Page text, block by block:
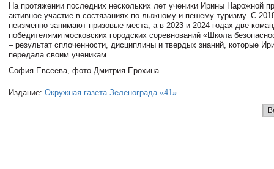
На протяжении последних нескольких лет ученики Ирины Нарожной
активное участие в состязаниях по лыжному и пешему туризму. С
неизменно занимают призовые места, а в 2023 и 2024 годах две
победителями московских городских соревнований «Школа
– результат сплоченности, дисциплины и твердых знаний, которые
передала своим ученикам.
София Евсеева, фото Дмитрия Ерохина
Издание: Окружная газета Зеленограда «41»